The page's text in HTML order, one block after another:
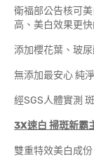
衛福部公告核可
高、美白效果更
添加櫻花葉、玻
無添加最安心 純
經SGS人體實測
3X速白 掃斑新霸
雙重特效美白成份